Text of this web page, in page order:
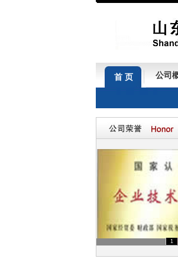
首 页 公司
1